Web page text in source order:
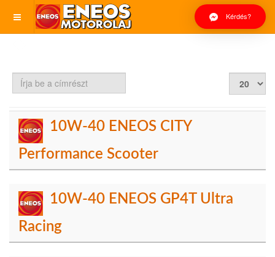
Kérdés?
Írja
a
10W-40 ENEOS CITY
Performance Scooter
10W-40 ENEOS GP4T Ultra
Racing